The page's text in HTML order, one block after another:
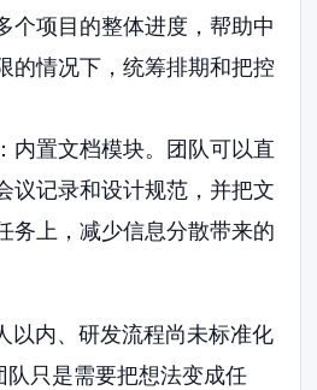
个项目的整体进度，帮助中
的情况下，统筹排期和把控
内置文档模块。团队可以直
议记录和设计规范，并把文
务上，减少信息分散带来的
以内、研发流程尚未标准化
队只是需要把想法变成任